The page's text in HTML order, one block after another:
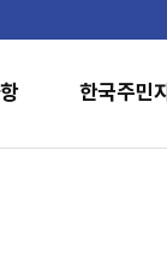
한국주민